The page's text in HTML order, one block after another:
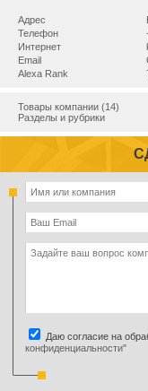
Адрес
Телефон
Интернет
Email
Alexa Rank
Товары компании (14)
Разделы и рубрики
Даю согласие на
конфиденциальности"